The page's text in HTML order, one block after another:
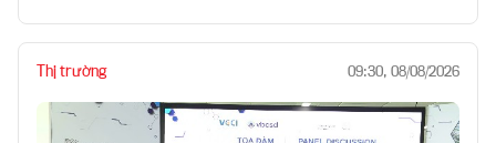
Thị trường 09:30, 08/08/2026